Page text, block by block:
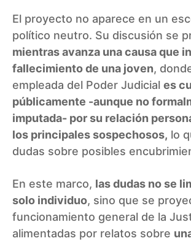
El proyecto no aparece en un
político neutro. Su discusión se
mientras avanza una causa que
fallecimiento de una joven,
empleada del Poder Judicial es
públicamente -aunque no
imputada- por su relación
los principales sospechosos, lo
dudas sobre posibles
En este marco, las dudas no se
solo individuo, sino que se
funcionamiento general de la
alimentadas por relatos sobre